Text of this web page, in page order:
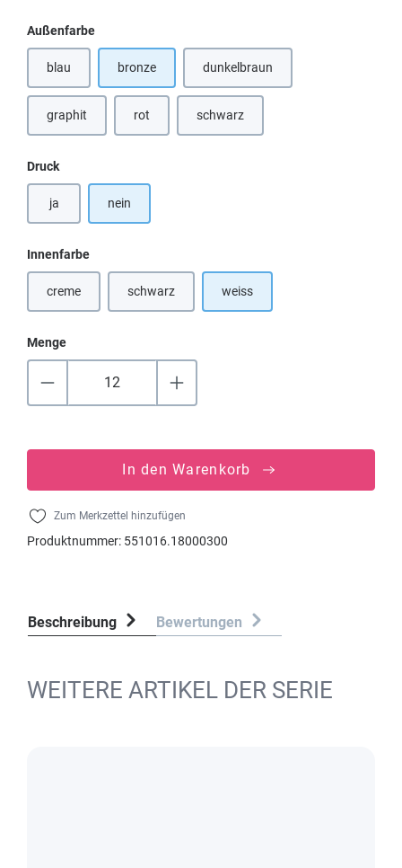
Außenfarbeauswählen
blau bronze dunkelbraun(Diese Option ist zurzeit nicht
graphit(Diese Option ist zurzeit nicht verfügbar.)
rot(Diese Option ist zurzeit nicht verfügbar.)
schwarz(Diese Option ist zurzeit nicht
Druckauswählen
ja nein
Innenfarbeauswählen
creme(Diese Option ist zurzeit nicht verfügbar.)
schwarz weiss
Menge
In den Warenkorb
Zum Merkzettel hinzufügen
Produktnummer: 551016.18000300
Beschreibung Bewertungen
WEITERE ARTIKEL DER SERIE